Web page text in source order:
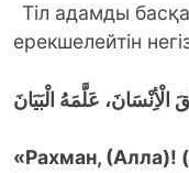
Тіл адамды
ерекшелейтін
عَلَّمَهُ الْبَيَانَ
«Рахман, (Алла)!